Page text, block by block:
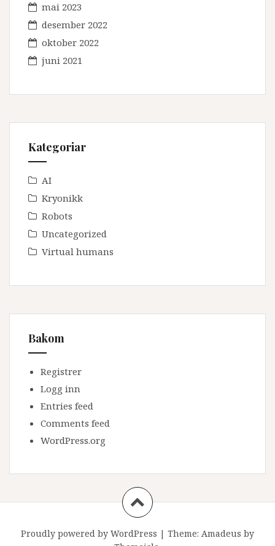
mai 2023
desember 2022
oktober 2022
juni 2021
Kategoriar
AI
Kryonikk
Robots
Uncategorized
Virtual humans
Bakom
Registrer
Logg inn
Entries feed
Comments feed
WordPress.org
Proudly powered by WordPress | Theme: Amadeus by